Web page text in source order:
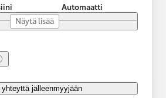
Automaatti
Näytä lisää
yhteyttä jälleenmyyjään